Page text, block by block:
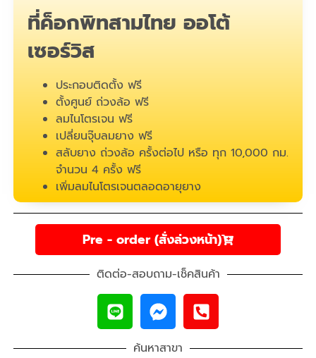
ที่ค็อกพิทสามไทย ออโต้
เซอร์วิส
ประกอบติดตั้ง ฟรี
ตั้งศูนย์ ถ่วงล้อ ฟรี
ลมไนโตรเจน ฟรี
เปลี่ยนจุ๊บลมยาง ฟรี
สลับยาง ถ่วงล้อ ครั้งต่อไป หรือ ทุก 10,000 กม.
จำนวน 4 ครั้ง ฟรี
เพิ่มลมไนโตรเจนตลอดอายุยาง
Pre - order (สั่งล่วงหน้า)
ติดต่อ-สอบถาม-เช็คสินค้า
ค้นหาสาขา